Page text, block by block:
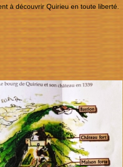
à découvrir Quirieu en toute liberté.